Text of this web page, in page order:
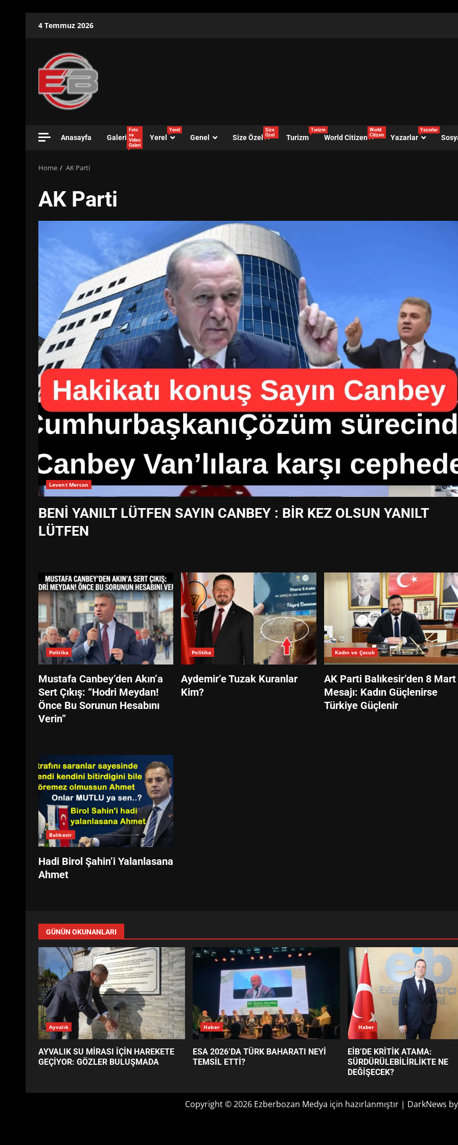
4 Temmuz 2026
Anasayfa Galeri
Foto
ve
Video
Galeri
Yerel
Yerel
Genel Size Özel
Size
Özel
Turizm
Turizm
World Citizen
World
Citizen
Yazarlar
Yazarlar
Home AK Parti
AK Parti
Levent Mercan
BENİ YANILT LÜTFEN SAYIN CANBEY : BİR KEZ OLSUN YANILT
LÜTFEN
Politika
Mustafa Canbey’den Akın’a
Sert Çıkış: “Hodri Meydan!
Önce Bu Sorunun Hesabını
Verin”
Politika
Aydemir’e Tuzak Kuranlar
Kim?
Kadın ve Çocuk
AK Parti Balıkesir’den 8 Mart
Mesajı: Kadın Güçlenirse
Türkiye Güçlenir
Balıkesir
Hadi Birol Şahin’i Yalanlasana
Ahmet